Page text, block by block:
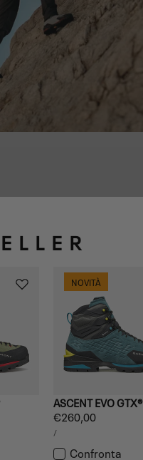
NOVITÀ
ASCENT EVO GTX®
Prezzo
normale
€260,00
PREZZO
UNITARIO
/PER
Confronta